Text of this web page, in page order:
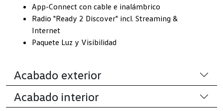
App-Connect con cable e inalámbrico
Radio "Ready 2 Discover" incl. Streaming &
Internet
Paquete Luz y Visibilidad
Acabado exterior
Acabado interior